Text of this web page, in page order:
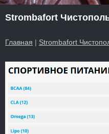
Strombafort
Главная | Strombafort